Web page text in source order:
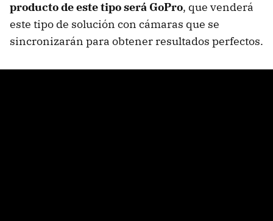
producto de este tipo será GoPro, que venderá
este tipo de solución con cámaras que se
sincronizarán para obtener resultados perfectos.